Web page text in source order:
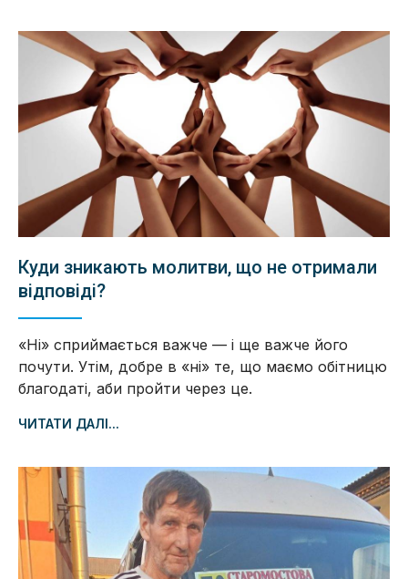
Куди зникають молитви, що не отримали
відповіді?
«Ні» сприймається важче — і ще важче його
почути. Утім, добре в «ні» те, що маємо обітницю
благодаті, аби пройти через це.
ЧИТАТИ ДАЛІ...